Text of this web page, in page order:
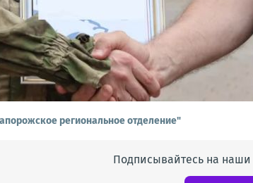
региональное отделение"
Подписывайтесь на